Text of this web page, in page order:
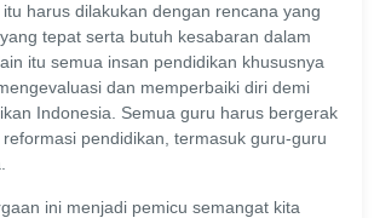
harus dilakukan dengan rencana yang
tepat serta butuh kesabaran dalam
itu semua insan pendidikan khususnya
dan memperbaiki diri demi
Indonesia. Semua guru harus bergerak
pendidikan, termasuk guru-guru
ini menjadi pemicu semangat kita